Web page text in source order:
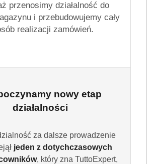
przenosimy działalność do
i przebudowujemy cały
realizacji zamówień.
nowy etap
działalności
za dalsze prowadzenie
jeden z dotychczasowych
, który zna TuttoExpert,